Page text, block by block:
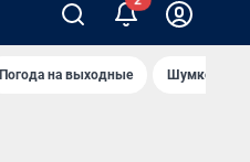
Погода на выходные Шумков в